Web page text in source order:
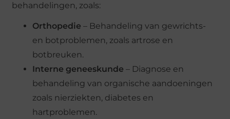
behandelingen, zoals:
Orthopedie – Behandeling van gewrichts-
en botproblemen, zoals artrose en
botbreuken.
Interne geneeskunde – Diagnose en
behandeling van organische aandoeningen
zoals nierziekten, diabetes en
hartproblemen.